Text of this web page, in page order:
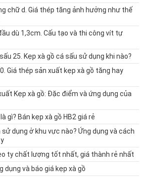
chữ d. Giá thép tăng ảnh hưởng như thế
dù 1,3cm. Cấu tạo và thi công vít tự
25. Kẹp xà gồ cá sấu sử dụng khi nào?
Giá thép sản xuất kẹp xà gồ tăng hay
Kẹp xà gồ: Đặc điểm và ứng dụng của
gì? Bán kẹp xà gồ HB2 giá rẻ
dụng ở khu vực nào? Ứng dụng và cách
ty chất lượng tốt nhất, giá thành rẻ nhất
dụng và báo giá kẹp xà gồ